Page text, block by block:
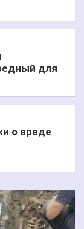
для
о вреде